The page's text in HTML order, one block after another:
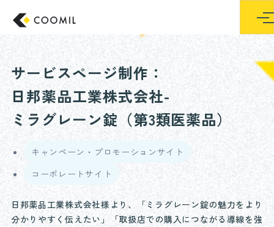
東京のホームペ
サービスページ制作：
日邦薬品工業株式会社-
ミラグレーン錠（第3類医薬品）
キャンペーン・プロモーションサイト
コーポレートサイト
日邦薬品工業株式会社様より、「ミラグレーン錠の魅力をより
分かりやすく伝えたい」「取扱店での購入につながる導線を強